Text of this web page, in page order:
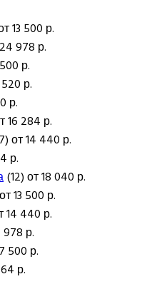
13 500 р.
978 р.
р.
р.
р.
16 284 р.
от 14 440 р.
р.
(12) от 18 040 р.
13 500 р.
14 440 р.
978 р.
500 р.
р.